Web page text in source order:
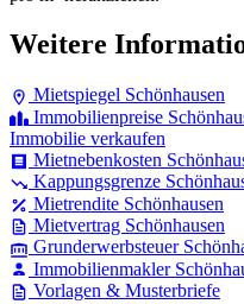
Weitere
Mietspiegel Schönhausen
Immobilienpreise
Immobilie verkaufen
Mietnebenkosten
Kappungsgrenze
Mietrendite Schönhausen
Mietvertrag Schönhausen
Grunderwerbsteuer
Immobilienmakler
Vorlagen & Musterbriefe